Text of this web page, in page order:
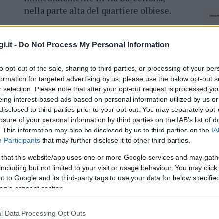
- Do Not Process My Personal Information
opt-out of the sale, sharing to third parties, or processing of your
for targeted advertising by us, please use the below opt-out
selection. Please note that after your opt-out request is processed
interest-based ads based on personal information utilized by us
to third parties prior to your opt-out. You may separately
of your personal information by third parties on the IAB’s list of
This information may also be disclosed by us to third parties on the
Participants that may further disclose it to other third parties.
that this website/app uses one or more Google services and may
but not limited to your visit or usage behaviour. You may
to Google and its third-party tags to use your data for below
consent section.
Data Processing Opt Outs
nella parte alta del quartiere olbiese.
mezzo, che trasportava materiale
le fiamme è giunta in supporto anche
feriti.
cliccandoqui
nella sezioneLogin